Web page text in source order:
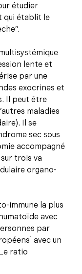
étudier
qui établit le
lente et
par une
exocrines et
Il peut être
maladies
Il se
sec sous
accompagné
trois va
organo-
immune la plus
avec
par
1 avec un
ratio